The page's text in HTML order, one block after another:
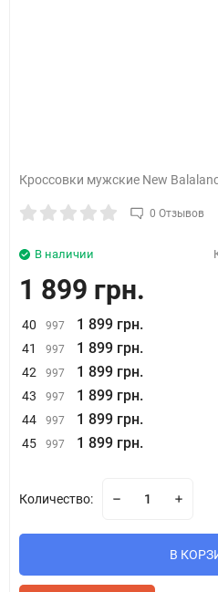
Кроссовки мужские New
0 Отзывов
В наличии
1 899 грн.
40 997 1 899 грн.
41 997 1 899 грн.
42 997 1 899 грн.
43 997 1 899 грн.
44 997 1 899 грн.
45 997 1 899 грн.
Количество:
В